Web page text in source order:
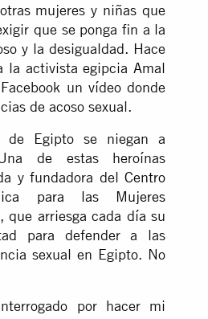
mujeres y niñas que
que se ponga fin a la
y la desigualdad. Hace
la activista egipcia Amal
un vídeo donde
de acoso sexual.
de Egipto se niegan a
de estas heroínas
y fundadora delCentro
para las Mujeres
que arriesga cada día su
para defender a las
sexual en Egipto. No
por hacer mi